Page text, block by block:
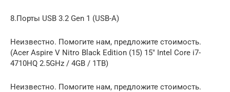
8.Порты USB 3.2 Gen 1 (USB-A)
Неизвестно. Помогите нам, предложите стоимость.
(Acer Aspire V Nitro Black Edition (15) 15″ Intel Core i7-
4710HQ 2.5GHz / 4GB / 1TB)
Неизвестно. Помогите нам, предложите стоимость.